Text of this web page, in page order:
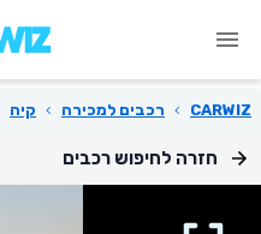
CARWIZ
› רכבים למכירה › קיה
חזרה לחיפוש רכבים